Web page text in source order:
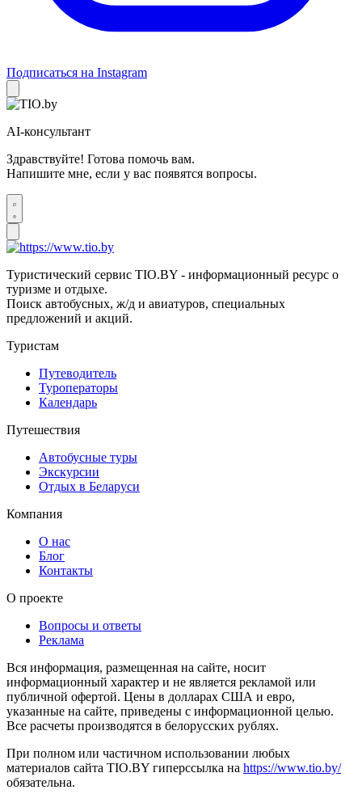
Подписаться на Instagram
AI-консультант
Здравствуйте! Готова помочь вам.
Напишите мне, если у вас появятся вопросы.
Туристический сервис TIO.BY - информационный ресурс о
туризме и отдыхе.
Поиск автобусных, ж/д и авиатуров, специальных
предложений и акций.
Туристам
Путеводитель
Туроператоры
Календарь
Путешествия
Автобусные туры
Экскурсии
Отдых в Беларуси
Компания
О нас
Блог
Контакты
О проекте
Вопросы и ответы
Реклама
Вся информация, размещенная на сайте, носит
информационный характер и не является рекламой или
публичной офертой. Цены в долларах США и евро,
указанные на сайте, приведены с информационной целью.
Все расчеты производятся в белорусских рублях.
При полном или частичном использовании любых
материалов сайта TIO.BY гиперссылка на https://www.tio.by/
обязательна.